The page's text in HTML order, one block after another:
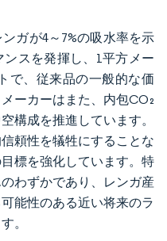
ガが4～7%の吸水率を示
スを発揮し、1平方メー
で、従来品の一般的な価
ーカーはまた、内包CO₂
構成を推進しています。
頼性を犠牲にすることな
標を強化しています。特
わずかであり、レンガ産
能性のある近い将来のラ
。